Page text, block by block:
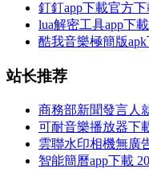
釘釘app下載官方
lua解密工具app下載
酷我音樂極簡版
站长推荐
商務部新聞發言人
可耐音樂播放器下
雲聯水印相機無廣
智能簡曆app下載